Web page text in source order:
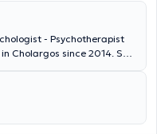
- Psychotherapist
Cholargos since 2014. She
completed the “MSc in
Neuroscience and
and Birkbeck, University
has been trained in